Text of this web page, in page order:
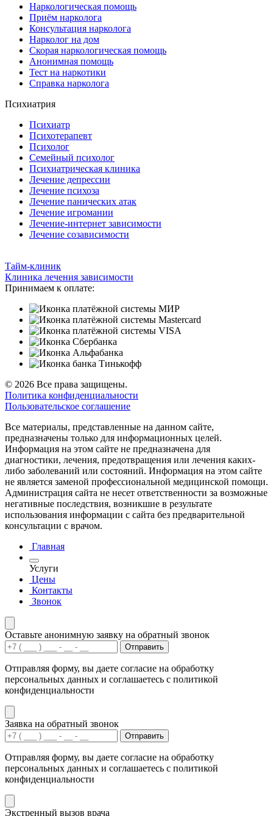
Наркологическая помощь
Приём нарколога
Консультация нарколога
Нарколог на дом
Скорая наркологическая помощь
Анонимная помощь
Тест на наркотики
Справка нарколога
Психиатрия
Психиатр
Психотерапевт
Психолог
Семейный психолог
Психиатрическая клиника
Лечение депрессии
Лечение психоза
Лечение панических атак
Лечение игромании
Лечение-интернет зависимости
Лечение созависимости
Тайм-клиник
Клиника лечения зависимости
Принимаем к оплате:
© 2026 Все права защищены.
Политика конфиденциальности
Пользовательское соглашение
Все материалы, представленные на данном сайте,
предназначены только для информационных целей.
Информация на этом сайте не предназначена для
диагностики, лечения, предотвращения или лечения каких-
либо заболеваний или состояний. Информация на этом сайте
не является заменой профессиональной медицинской помощи.
Администрация сайта не несет ответственности за возможные
негативные последствия, возникшие в результате
использования информации с сайта без предварительной
консультации с врачом.
Главная
Услуги
Цены
Контакты
Звонок
Оставьте анонимную заявку на обратный звонок
Отправить
Отправляя форму, вы даете согласие на обработку
персональных данных и соглашаетесь с политикой
конфиденциальности
Заявка на обратный звонок
Отправить
Отправляя форму, вы даете согласие на обработку
персональных данных и соглашаетесь с политикой
конфиденциальности
Экстренный вызов врача